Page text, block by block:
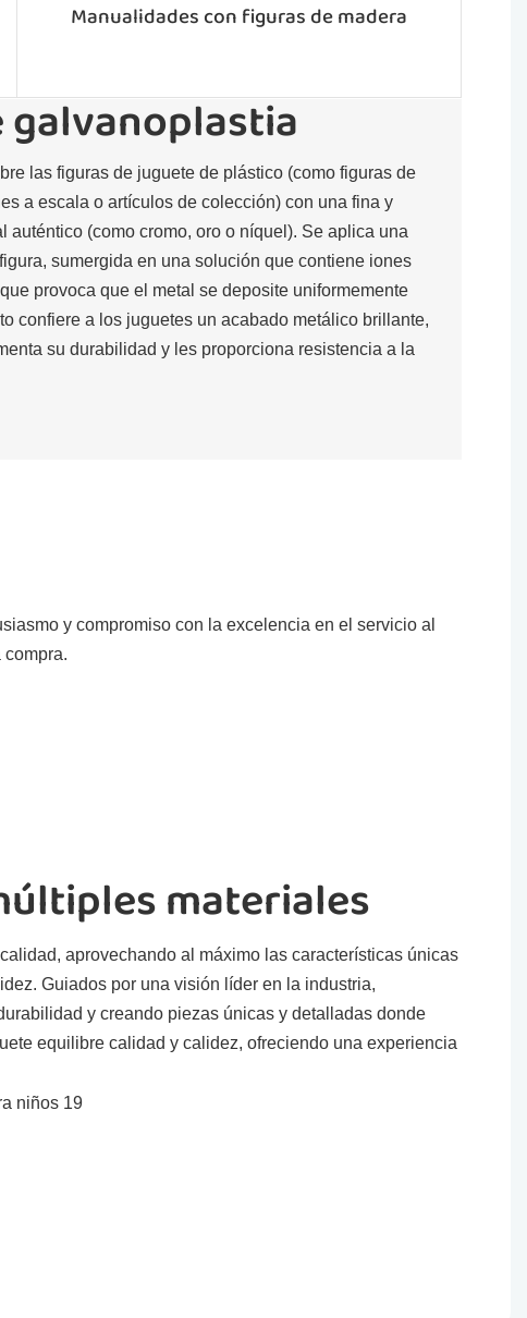
Manualidades con figuras de madera
galvanoplastia
las figuras de juguete de plástico (como figuras de
a escala o artículos de colección) con una fina y
auténtico (como cromo, oro o níquel). Se aplica una
sumergida en una solución que contiene iones
provoca que el metal se deposite uniformemente
confiere a los juguetes un acabado metálico brillante,
su durabilidad y les proporciona resistencia a la
y compromiso con la excelencia en el servicio al
materiales
aprovechando al máximo las características únicas
Guiados por una visión líder en la industria,
y creando piezas únicas y detalladas donde
equilibre calidad y calidez, ofreciendo una experiencia